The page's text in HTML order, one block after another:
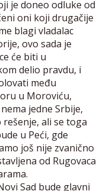
je doneo odluke od
oni koji drugačije
blagi vladalac
ovo sada je
će biti u
delio pravdu, i
među
u Moroviću,
jedne Srbije,
ali se toga
u Peći, gde
još nije zvanično
od Rugovaca
Sad bude glavni